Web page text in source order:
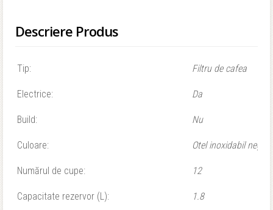
Descriere Produs
Tip: Filtru de cafea
Electrice: Da
Build: Nu
Culoare: Otel inoxidabil negru
Numărul de cupe: 12
Capacitate rezervor (L): 1.8